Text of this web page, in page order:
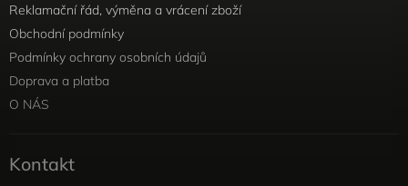
Reklamační řád, výměna a vrácení zboží
Obchodní podmínky
Podmínky ochrany osobních údajů
Doprava a platba
O NÁS
Kontakt